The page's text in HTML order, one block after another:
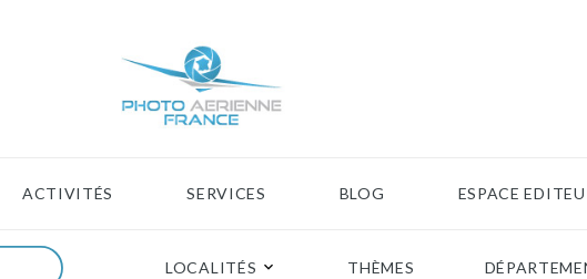
ACTIVITÉS SERVICES BLOG ESPACE
LOCALITÉS THÈMES